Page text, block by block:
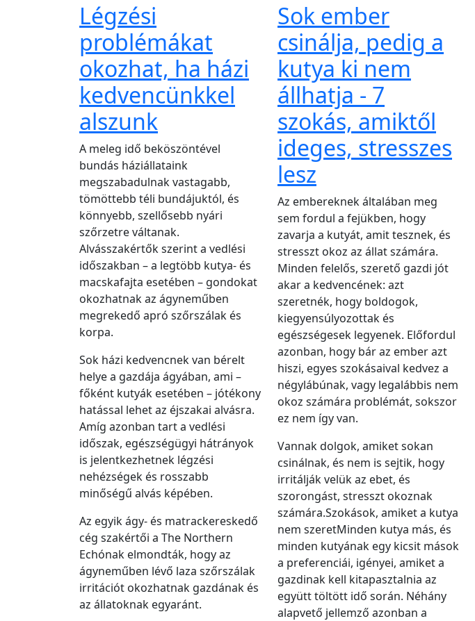
Légzési
problémákat
okozhat, ha házi
kedvencünkkel
alszunk
A meleg idő beköszöntével
bundás háziállataink
megszabadulnak vastagabb,
tömöttebb téli bundájuktól, és
könnyebb, szellősebb nyári
szőrzetre váltanak.
Alvásszakértők szerint a vedlési
időszakban – a legtöbb kutya- és
macskafajta esetében – gondokat
okozhatnak az ágyneműben
megrekedő apró szőrszálak és
korpa.
Sok házi kedvencnek van bérelt
helye a gazdája ágyában, ami –
főként kutyák esetében – jótékony
hatással lehet az éjszakai alvásra.
Amíg azonban tart a vedlési
időszak, egészségügyi hátrányok
is jelentkezhetnek légzési
nehézségek és rosszabb
minőségű alvás képében.
Az egyik ágy- és matrackereskedő
cég szakértői a The Northern
Echónak elmondták, hogy az
ágyneműben lévő laza szőrszálak
irritációt okozhatnak gazdának és
az állatoknak egyaránt.
Sok ember
csinálja, pedig a
kutya ki nem
állhatja - 7
szokás, amiktől
ideges, stresszes
lesz
Az embereknek általában meg
sem fordul a fejükben, hogy
zavarja a kutyát, amit tesznek, és
stresszt okoz az állat számára.
Minden felelős, szerető gazdi jót
akar a kedvencének: azt
szeretnék, hogy boldogok,
kiegyensúlyozottak és
egészségesek legyenek. Előfordul
azonban, hogy bár az ember azt
hiszi, egyes szokásaival kedvez a
négylábúnak, vagy legalábbis nem
okoz számára problémát, sokszor
ez nem így van.
Vannak dolgok, amiket sokan
csinálnak, és nem is sejtik, hogy
irritálják velük az ebet, és
szorongást, stresszt okoznak
számára.Szokások, amiket a kutya
nem szeretMinden kutya más, és
minden kutyának egy kicsit mások
a preferenciái, igényei, amiket a
gazdinak kell kitapasztalnia az
együtt töltött idő során. Néhány
alapvető jellemző azonban a